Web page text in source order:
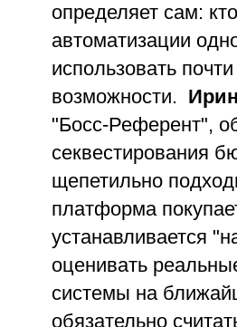
определяет сам:
автоматизации
использовать
возможности.
"Босс-Референт",
секвестирования
щепетильно
платформа
устанавливается
оценивать
системы на
обязательно